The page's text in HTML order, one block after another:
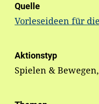
Quelle
Vorleseideen für
Aktionstyp
Spielen &